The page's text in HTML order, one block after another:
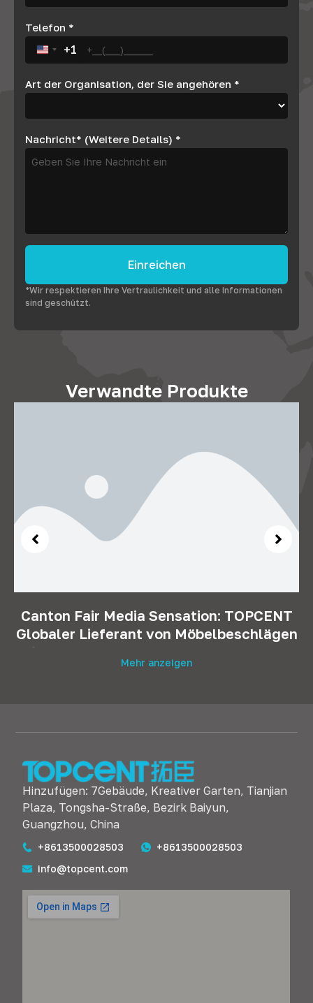
Telefon *
United States +1
+1
Art der Organisation, der Sie angehören *
Nachricht* (Weitere Details) *
Einreichen
*Wir respektieren Ihre Vertraulichkeit und alle Informationen
sind geschützt.
Verwandte Produkte
Canton Fair Media Sensation: TOPCENT
Globaler Lieferant von Möbelbeschlägen
Mehr anzeigen
Hinzufügen: 7Gebäude, Kreativer Garten, Tianjian
Plaza, Tongsha-Straße, Bezirk Baiyun,
Guangzhou, China
+8613500028503
+8613500028503
info@topcent.com